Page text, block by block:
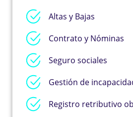
Altas y Bajas
Contrato y Nóminas
Seguro sociales
Gestión de
Registro retributivo